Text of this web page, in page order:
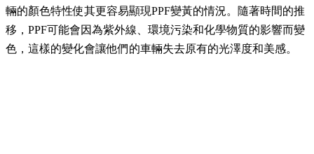
輛的顏色特性使其更容易顯現PPF變黃的情況。隨著時間的推
移，PPF可能會因為紫外線、環境污染和化學物質的影響而變
色，這樣的變化會讓他們的車輛失去原有的光澤度和美感。